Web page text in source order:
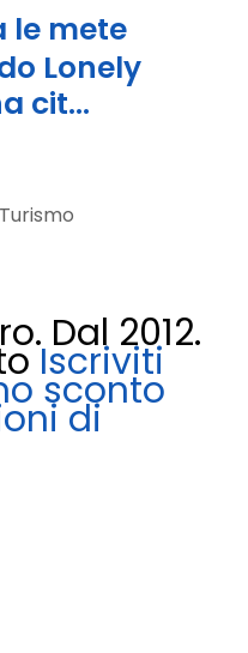
le mete
Lonely
cit…
Dal 2012.
Iscriviti
sconto
di